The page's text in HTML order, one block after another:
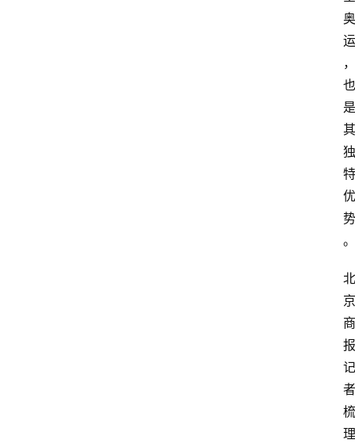
奥
运
，
也
是
其
独
特
优
势
。
北
京
商
报
记
者
梳
理